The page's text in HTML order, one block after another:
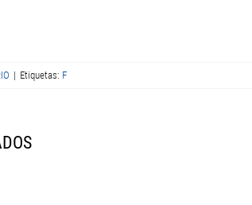
| Etiquetas: F